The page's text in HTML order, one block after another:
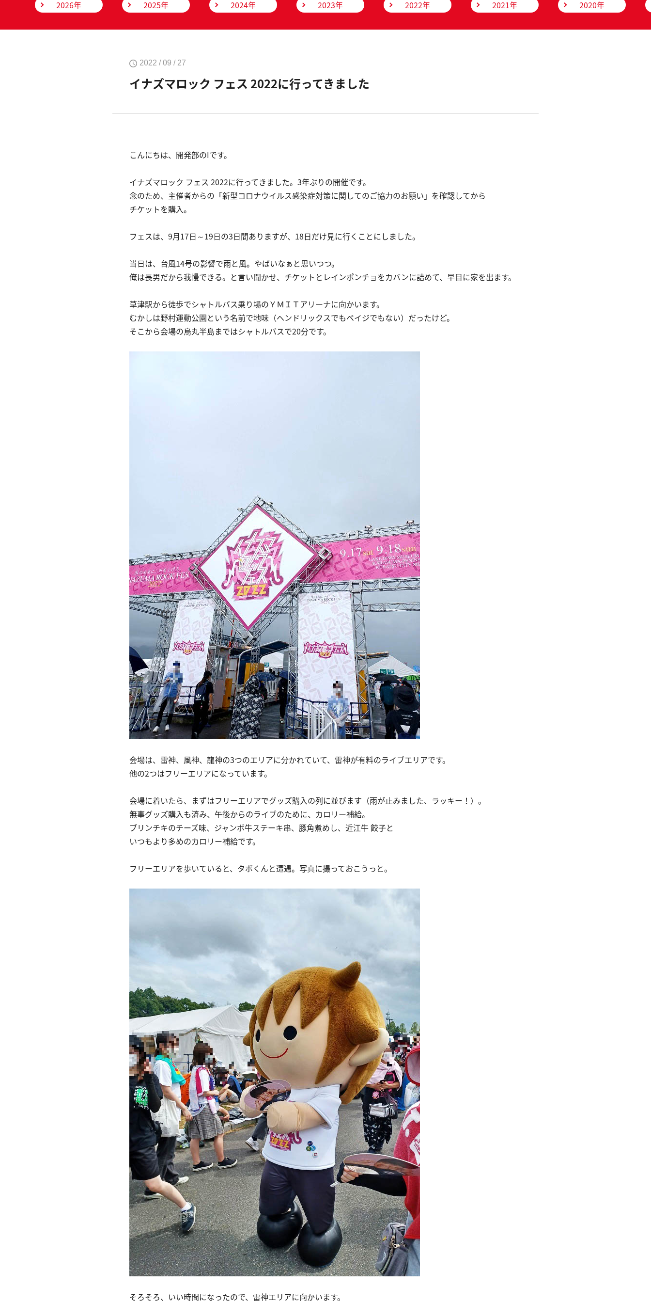
2026年 2025年 2024年 2023年 2022年 2021年 2020年
2022 / 09 / 27
イナズマロック フェス 2022に行ってきました
こんにちは、開発部のIです。
イナズマロック フェス 2022に行ってきました。3年ぶりの開催です。
念のため、主催者からの「新型コロナウイルス感染症対策に関してのご協力のお願い」を確認してから
チケットを購入。
フェスは、9月17日～19日の3日間ありますが、18日だけ見に行くことにしました。
当日は、台風14号の影響で雨と風。やばいなぁと思いつつ。
俺は長男だから我慢できる。と言い聞かせ、チケットとレインポンチョをカバンに詰めて、早目に家を出ます。
草津駅から徒歩でシャトルバス乗り場のＹＭＩＴアリーナに向かいます。
むかしは野村運動公園という名前で地味（ヘンドリックスでもペイジでもない）だったけど。
そこから会場の烏丸半島まではシャトルバスで20分です。
会場は、雷神、風神、龍神の3つのエリアに分かれていて、雷神が有料のライブエリアです。
他の2つはフリーエリアになっています。
会場に着いたら、まずはフリーエリアでグッズ購入の列に並びます（雨が止みました、ラッキー！）。
無事グッズ購入も済み、午後からのライブのために、カロリー補給。
ブリンチキのチーズ味、ジャンボ牛ステーキ串、豚角煮めし、近江牛 餃子と
いつもより多めのカロリー補給です。
フリーエリアを歩いていると、タボくんと遭遇。写真に撮っておこうっと。
そろそろ、いい時間になったので、雷神エリアに向かいます。